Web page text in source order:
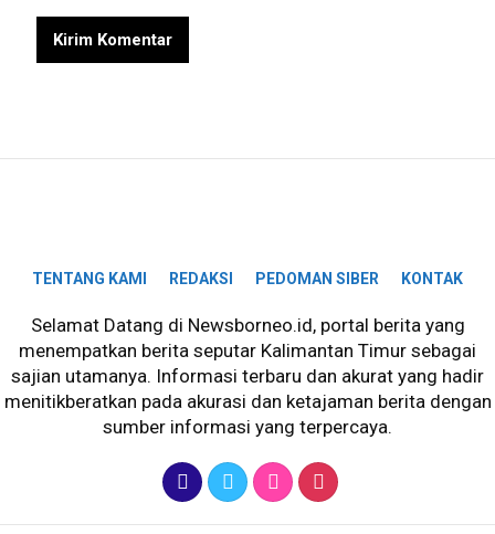
TENTANG KAMI REDAKSI PEDOMAN SIBER KONTAK
Selamat Datang di Newsborneo.id, portal berita yang
menempatkan berita seputar Kalimantan Timur sebagai
sajian utamanya. Informasi terbaru dan akurat yang hadir
menitikberatkan pada akurasi dan ketajaman berita dengan
sumber informasi yang terpercaya.